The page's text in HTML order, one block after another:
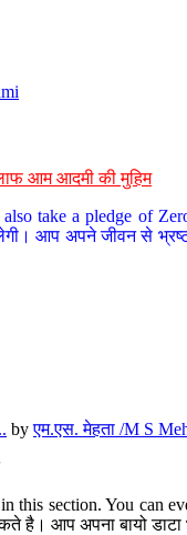
आम आदमी की मुहिम
take a pledge of
आप अपने जीवन से
byएम.एस. मेहता /M S
this section. You can
है। आप अपना बायो